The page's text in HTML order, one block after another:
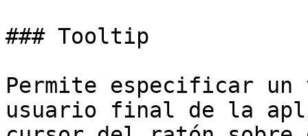
### Tooltip
Permite especificar
usuario final de la